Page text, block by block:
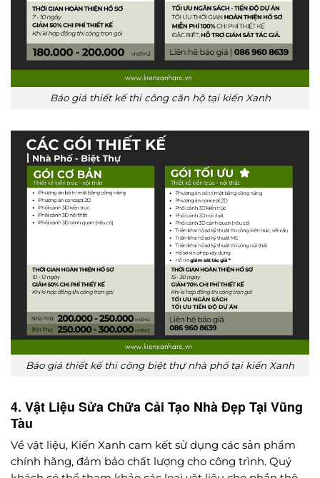
Báo giá thiết kế thi công căn hộ tại kiến Xanh
Báo giá thiết kế thi công biệt thự nhà phố tại kiến Xanh
4. Vật Liệu Sửa Chữa Cải Tạo Nhà Đẹp Tại Vũng
Tàu
Về vật liệu, Kiến Xanh cam kết sử dụng các sản phẩm
chính hãng, đảm bảo chất lượng cho công trình. Quý